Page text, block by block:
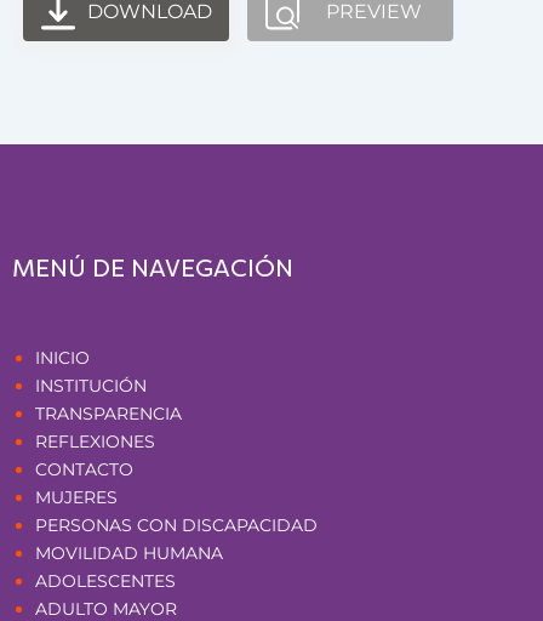
DOWNLOAD PREVIEW
MENÚ DE NAVEGACIÓN
INICIO
INSTITUCIÓN
TRANSPARENCIA
REFLEXIONES
CONTACTO
MUJERES
PERSONAS CON DISCAPACIDAD
MOVILIDAD HUMANA
ADOLESCENTES
ADULTO MAYOR